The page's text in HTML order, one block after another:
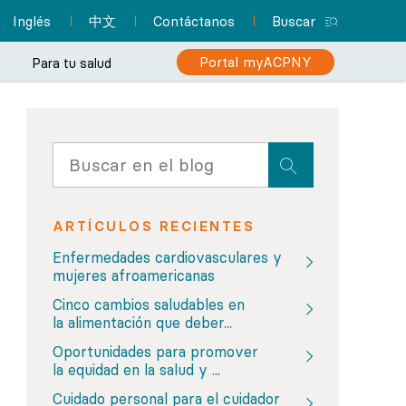
Inglés 中文 Contáctanos Buscar
Regístrate en el portal
myACPNY
Con myACPNY puedes
programar citas, solicitar
resurtido de
medicamentos
recetados, consultar
resultados de laboratorio
y mucho más.
York
Profesionales de
y tu atención
¿Sabías que los
profesionales de
enfermería practicantes
pueden brindar muchos
de los mismos servicios
de atención de los
médicos? Incluso pueden
Encuentra un pediatra
Permite que uno de los pediatras de
ACPNY cuide de la salud y el bienestar
de tus hijos.
Más información
paciente
simplifica tu
Centro de recursos para
información que
necesitas a fin de
prepararte para tu cita y
mucho más.
Centro de
consultas
Para tu salud
cáncer de colon?
Infórmate sobre la importancia
de las pruebas de detección
temprano y recibir
tratamiento oportuno.
Más información
Portal myACPNY
ARTÍCULOS RECIENTES
Enfermedades cardiovasculares y
mujeres afroamericanas
Cinco cambios saludables en
la alimentación que deber...
Oportunidades para promover
la equidad en la salud y ...
Cuidado personal para el cuidador